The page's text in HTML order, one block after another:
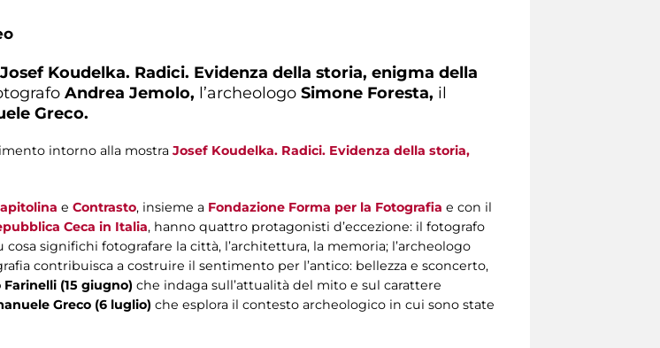
Josef Koudelka. Radici. Evidenza della storia, enigma della
Andrea Jemolo, l’archeologo Simone Foresta, il
Greco.
intorno alla mostra Josef Koudelka. Radici. Evidenza della storia,
e Contrasto, insieme a Fondazione Forma per la Fotografia e con il
Ceca in Italia, hanno quattro protagonisti d’eccezione: il fotografo
significhi fotografare la città, l’architettura, la memoria; l’archeologo
contribuisca a costruire il sentimento per l’antico: bellezza e sconcerto,
Farinelli (15 giugno) che indaga sull’attualità del mito e sul carattere
Greco (6 luglio) che esplora il contesto archeologico in cui sono state